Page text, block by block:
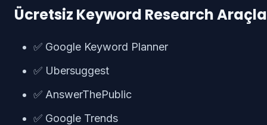
Ücretsiz Keyword Research
✅ Google Keyword Planner
✅ Ubersuggest
✅ AnswerThePublic
✅ Google Trends